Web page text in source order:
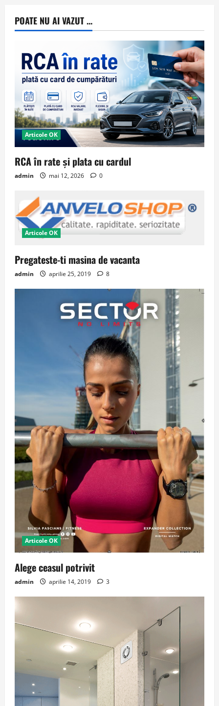
POATE NU AI VAZUT ...
Articole OK
RCA în rate și plata cu cardul
admin mai 12, 2026 0
Articole OK
Pregateste-ti masina de vacanta
admin aprilie 25, 2019 8
Articole OK
Alege ceasul potrivit
admin aprilie 14, 2019 3